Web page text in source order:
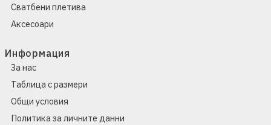
Сватбени плетива
Аксесоари
Информация
За нас
Таблица с размери
Общи условия
Политика за личните данни